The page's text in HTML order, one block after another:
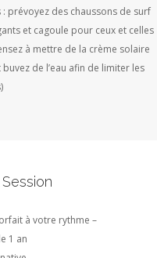
: prévoyez des chaussons de surf
et cagoule pour ceux et celles
à mettre de la crème solaire
de l’eau afin de limiter les
à votre rythme –
1 an